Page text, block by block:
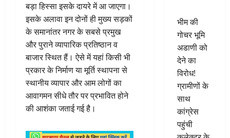
बड़ा हिस्सा इसके दायरे में आ जाएगा।
इसके अलावा इन दोनों ही मुख्य सड़कों
के समानांतर नगर के सबसे प्रमुख
और पुराने व्यापारिक प्रतिष्ठान व
बाजार स्थित हैं। ऐसे में यहां किसी भी
प्रकार के निर्माण या मूर्ति स्थापना से
स्थानीय व्यापार और आम लोगों का
आवागमन सीधे तौर पर प्रभावित होने
की आशंका जताई गई है।
भीम की
गोचर भूमि
अडाणी को
देने का
विरोध!
ग्रामीणों के
साथ
कांग्रेस
पहुंची